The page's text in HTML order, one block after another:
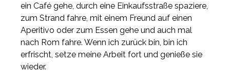
ein Café gehe, durch eine Einkaufsstraße spaziere,
zum Strand fahre, mit einem Freund auf einen
Aperitivo oder zum Essen gehe und auch mal
nach Rom fahre. Wenn ich zurück bin, bin ich
erfrischt, setze meine Arbeit fort und genieße sie
wieder.